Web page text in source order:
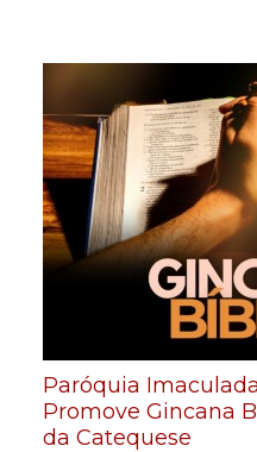
Paróquia
Promove Gincana
da Catequese